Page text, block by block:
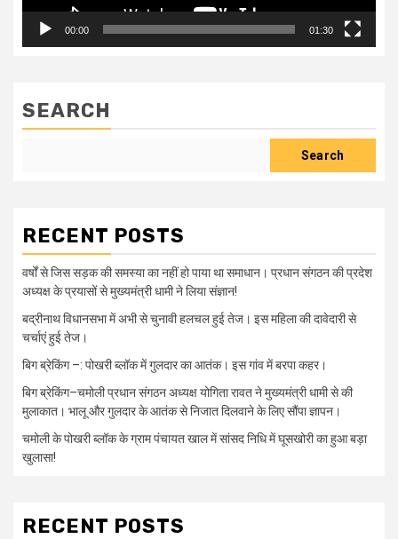
00:00 01:30
SEARCH
Search
RECENT POSTS
वर्षों से जिस सड़क की समस्या का नहीं हो पाया था समाधान। प्रधान संगठन की प्रदेश
अध्यक्ष के प्रयासों से मुख्यमंत्री धामी ने लिया संज्ञान!
बद्रीनाथ विधानसभा में अभी से चुनावी हलचल हुई तेज। इस महिला की दावेदारी से
चर्चाएं हुई तेज।
बिग ब्रेकिंग –: पोखरी ब्लॉक में गुलदार का आतंक। इस गांव में बरपा कहर।
बिग ब्रेकिंग–चमोली प्रधान संगठन अध्यक्ष योगिता रावत ने मुख्यमंत्री धामी से की
मुलाकात। भालू और गुलदार के आतंक से निजात दिलवाने के लिए सौंपा ज्ञापन।
चमोली के पोखरी ब्लॉक के ग्राम पंचायत खाल में सांसद निधि में घूसखोरी का हुआ बड़ा
खुलासा!
RECENT POSTS